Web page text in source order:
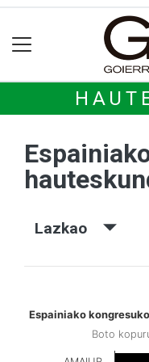
Lazkao
Espainiako
Boto